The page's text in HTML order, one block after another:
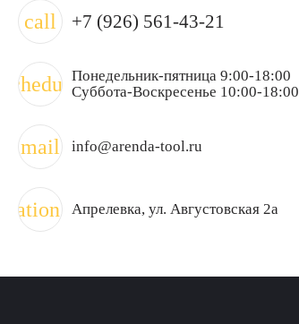
call +7 (926) 561-43-21
scheduleПонедельник-пятница 9:00-18:00
Суббота-Воскресенье 10:00-18:00
mail info@arenda-tool.ru
Апрелевка, ул. Августовская 2а